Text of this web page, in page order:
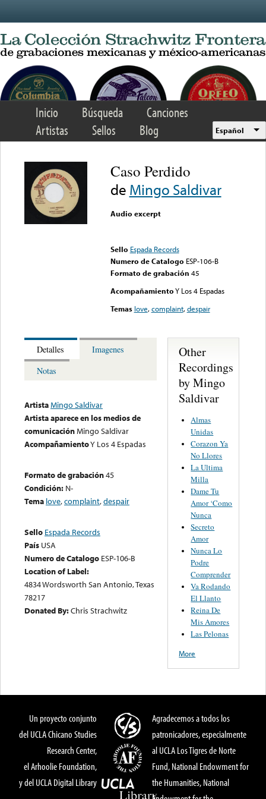
Inicio Búsqueda
Canciones
Artistas
Sellos Blog Español
Caso Perdido
de Mingo Saldivar
Audio excerpt
Sello Espada Records
Numero de Catalogo ESP-106-B
Formato de grabación 45
AcompañamientoY Los 4 Espadas
Temas love,complaint,despair
Detalles
Imagenes
Notas
ArtistaMingo Saldivar
Artista aparece en los medios de
comunicaciónMingo Saldivar
AcompañamientoY Los 4 Espadas
Formato de grabación45
Condición: N-
Tema love,complaint,despair
Sello Espada Records
País USA
Numero de Catalogo ESP-106-B
Location of Label:
4834 Wordsworth San Antonio, Texas
78217
Donated By:Chris Strachwitz
Other
Recordings
by Mingo
Saldivar
Almas
Unidas
Corazon Ya
No Llores
La Ultima
Milla
Dame Tu
Amor ‘Como
Nunca
Secreto
Amor
Nunca Lo
Podre
Comprender
Va Rodando
El Llanto
Reina De
Mis Amores
Las Pelonas
More
Un proyecto conjunto
del UCLA Chicano Studies
Research Center,
el Arhoolie Foundation,
y del UCLA Digital Library
Agradecemos a todos los
patronicadores, especialmente
al UCLA Los Tigres de Norte
Fund, National Endowment for
the Humanities, National